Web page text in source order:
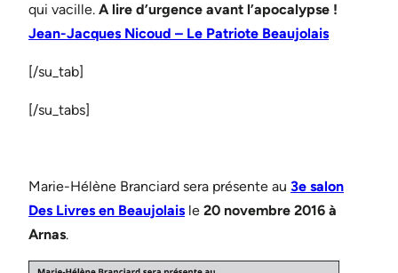
qui vacille. A lire d’urgence avant l’apocalypse !
Jean-Jacques Nicoud – Le Patriote Beaujolais
[/su_tab]
[/su_tabs]
Marie-Hélène Branciard sera présente au 3e salon
Des Livres en Beaujolais le 20 novembre 2016 à
Arnas.